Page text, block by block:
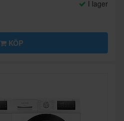
I lager
KÖP